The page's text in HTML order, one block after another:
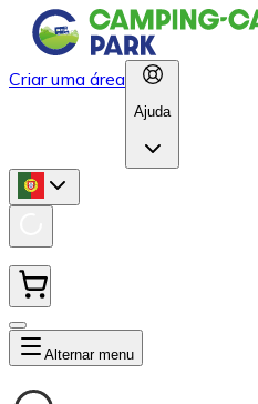
Criar uma área
Ajuda
Alternar menu